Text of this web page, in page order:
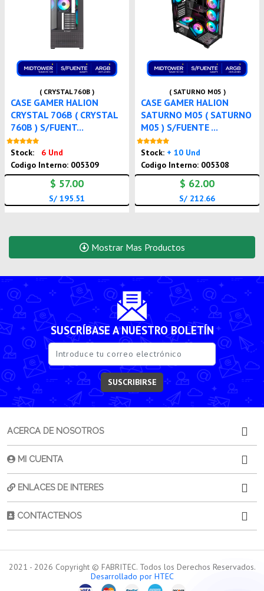
( CRYSTAL 760B )
CASE GAMER HALION
CRYSTAL 706B ( CRYSTAL
760B ) S/FUENT...
Stock:
6 Und
Codigo Interno: 005309
$ 57.00
S/ 195.51
( SATURNO M05 )
CASE GAMER HALION
SATURNO M05 ( SATURNO
M05 ) S/FUENTE ...
Stock: + 10 Und
Codigo Interno: 005308
$ 62.00
S/ 212.66
Mostrar Mas Productos
SUSCRÍBASE A NUESTRO BOLETÍN
SUSCRIBIRSE
ACERCA DE NOSOTROS
MI CUENTA
ENLACES DE INTERES
CONTACTENOS
2021 - 2026 Copyright © FABRITEC. Todos los Derechos Reservados.
Desarrollado por HTEC